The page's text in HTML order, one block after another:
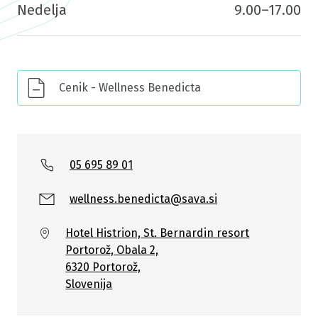
Nedelja 9.00–17.00
Cenik - Wellness Benedicta
05 695 89 01
wellness.benedicta@sava.si
Hotel Histrion, St. Bernardin resort
Portorož, Obala 2,
6320 Portorož,
Slovenija